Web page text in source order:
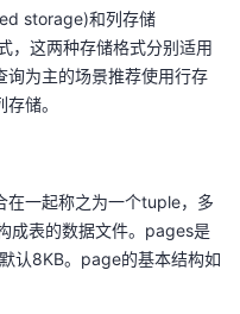
storage)和列存储
这两种存储格式分别适用
询为主的场景推荐使用行存
储。
在一起称之为一个tuple，多
成表的数据文件。pages是
认8KB。page的基本结构如